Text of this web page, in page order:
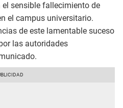
sensible fallecimiento de
el campus universitario.
de este lamentable suceso
las autoridades